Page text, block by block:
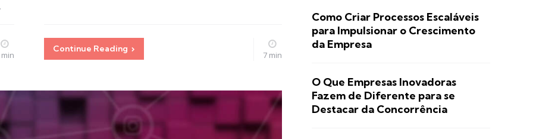
Continue Reading
7 min
Como Criar Processos Escaláveis
para Impulsionar o Crescimento
da Empresa
O Que Empresas Inovadoras
Fazem de Diferente para se
Destacar da Concorrência